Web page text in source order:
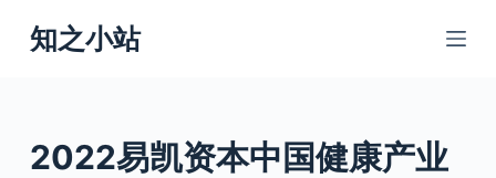
跳
过
知之小站
2022易凯资本中国健康产业